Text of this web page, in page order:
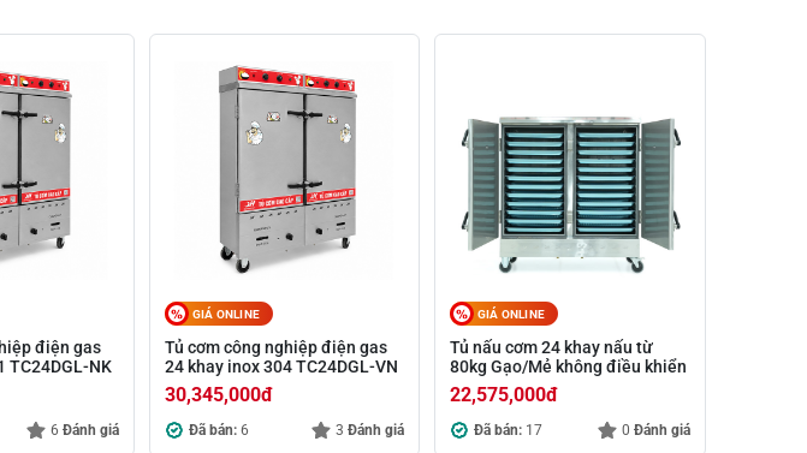
điện gas
TC24DGL-NK
6 Đánh giá
GIÁ ONLINE
Tủ cơm công nghiệp điện gas
24 khay inox 304 TC24DGL-VN
30,345,000đ
Đã bán: 6 3Đánh giá
GIÁ ONLINE
Tủ nấu cơm 24 khay nấu từ
80kg Gạo/Mẻ không điều khiển
22,575,000đ
Đã bán: 17 0 Đánh giá